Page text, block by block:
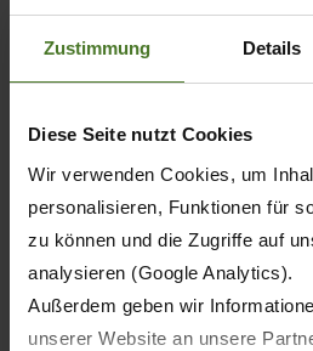
Zustimmung Details
Diese Seite nutzt Cookies
Wir verwenden Cookies, um
personalisieren, Funktionen für
zu können und die Zugriffe auf
analysieren (Google Analytics).
Außerdem geben wir
unserer Website an unsere